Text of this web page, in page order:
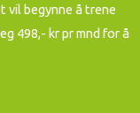
vil begynne å trene
498,- kr pr mnd for å